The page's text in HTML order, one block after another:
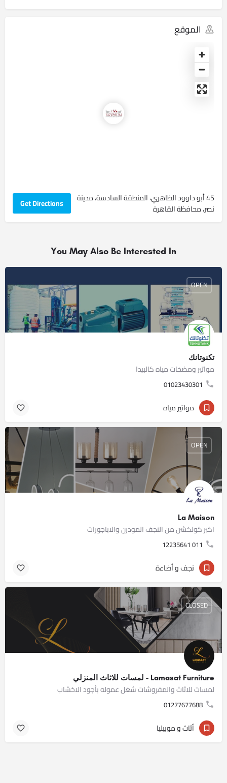
الموقع
45 أبو داوود الظاهري، المنطقة السادسة، مدينة
نصر، محافظة القاهرة‬
Get Directions
You May Also Be Interested In
تكنوتانك
مواتير ومضخات مياه كالبيدا
01023430301
OPEN
مواتير مياه
La Maison
اكبر كولكشن من النجف المودرن والاباجورات
011 12235641
OPEN
نجف و أضاءة
Lamasat Furniture - لمسات للاثاث المنزلي
لمسات للاثاث والمفروشات شغل عموله بأجود الاخشاب
01277677688
CLOSED
أثاث و موبيليا